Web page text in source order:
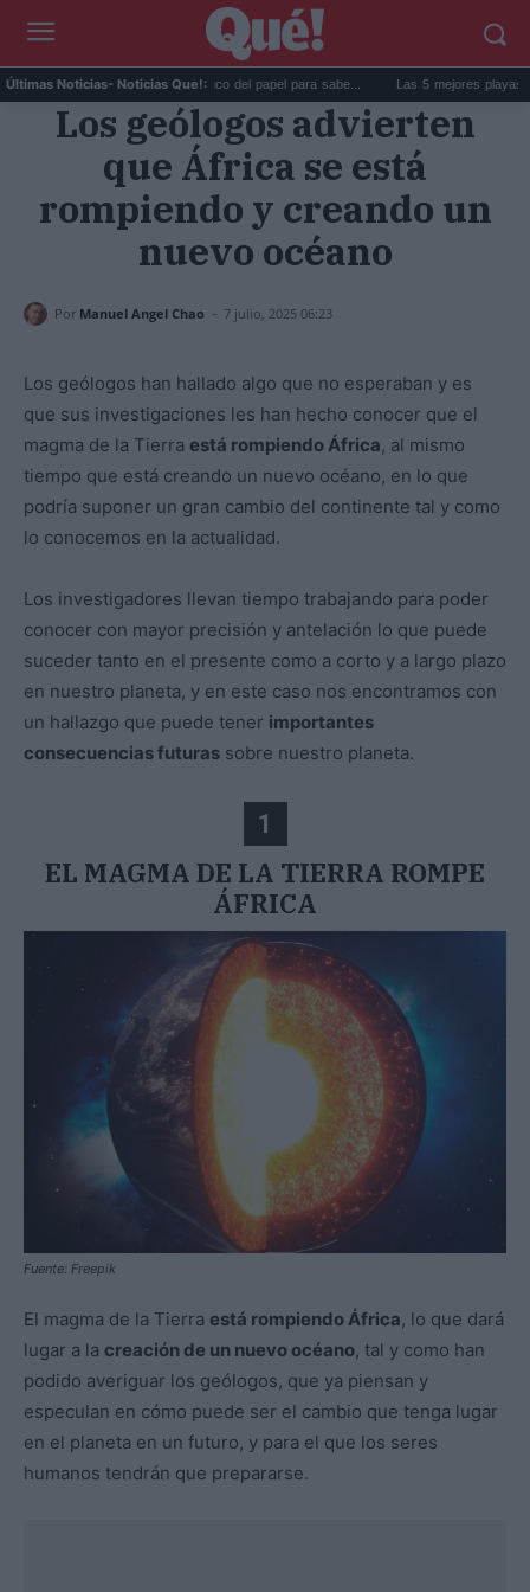
Últimas Noticias- Noticias Que!:
La goma de la nevera: el truco del papel para sabe... Las 5 mejores playas de
Los geólogos advierten
que África se está
rompiendo y creando un
nuevo océano
Por Manuel Angel Chao - 7 julio, 2025 06:23
Los geólogos han hallado algo que no esperaban y es
que sus investigaciones les han hecho conocer que el
magma de la Tierra está rompiendo África, al mismo
tiempo que está creando un nuevo océano, en lo que
podría suponer un gran cambio del continente tal y como
lo conocemos en la actualidad.
Los investigadores llevan tiempo trabajando para poder
conocer con mayor precisión y antelación lo que puede
suceder tanto en el presente como a corto y a largo plazo
en nuestro planeta, y en este caso nos encontramos con
un hallazgo que puede tener importantes
consecuencias futuras sobre nuestro planeta.
1
EL MAGMA DE LA TIERRA ROMPE
ÁFRICA
Fuente: Freepik
El magma de la Tierra está rompiendo África, lo que dará
lugar a la creación de un nuevo océano, tal y como han
podido averiguar los geólogos, que ya piensan y
especulan en cómo puede ser el cambio que tenga lugar
en el planeta en un futuro, y para el que los seres
humanos tendrán que prepararse.